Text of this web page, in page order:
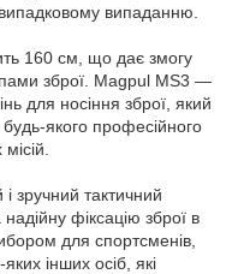
випаданню.
160 см, що дає змогу
зброї. Magpul MS3 —
для носіння зброї, який
якого професійного
зручний тактичний
фіксацію зброї в
для спортсменів,
інших осіб, які